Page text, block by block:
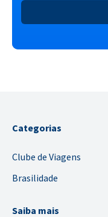
Categorias
Clube de Viagens
Brasilidade
Saiba mais